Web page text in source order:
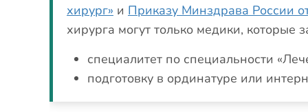
хирург» и Приказу Минздрава России
хирурга могут только медики, которые
специалитет по специальности
подготовку в ординатуре или